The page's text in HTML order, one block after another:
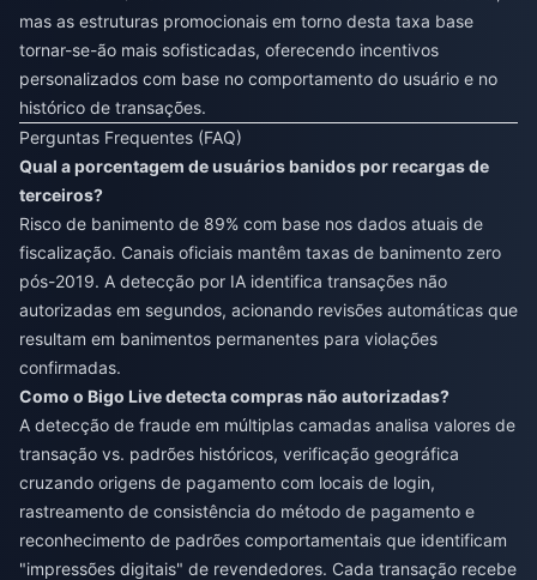
mas as estruturas promocionais em torno desta taxa base
tornar-se-ão mais sofisticadas, oferecendo incentivos
personalizados com base no comportamento do usuário e no
histórico de transações.
Perguntas Frequentes (FAQ)
Qual a porcentagem de usuários banidos por recargas de
terceiros?
Risco de banimento de 89% com base nos dados atuais de
fiscalização. Canais oficiais mantêm taxas de banimento zero
pós-2019. A detecção por IA identifica transações não
autorizadas em segundos, acionando revisões automáticas que
resultam em banimentos permanentes para violações
confirmadas.
Como o Bigo Live detecta compras não autorizadas?
A detecção de fraude em múltiplas camadas analisa valores de
transação vs. padrões históricos, verificação geográfica
cruzando origens de pagamento com locais de login,
rastreamento de consistência do método de pagamento e
reconhecimento de padrões comportamentais que identificam
"impressões digitais" de revendedores. Cada transação recebe